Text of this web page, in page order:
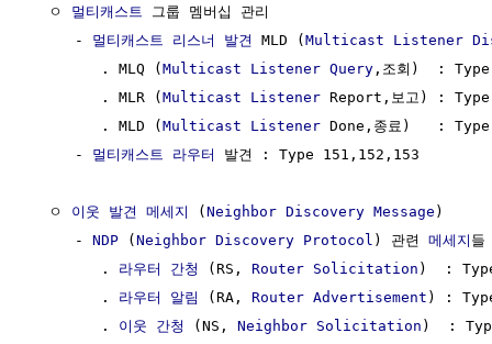
  ㅇ
멀티캐스트
그룹 멤버십 관리
     -
멀티캐스트 리스너 발견 MLD (Multicast Listener
        . MLQ (
Multicast Listener Query ,조회)  : Type
        . MLR (
Multicast Listener Report,보고) :
        . MLD (
Multicast Listener Done,종료)   : Type
     -
멀티캐스트 라우터 발견 : Type 151,152,153
  ㅇ
이웃 발견 메세지 (Neighbor Discovery Message )
     -
NDP (Neighbor Discovery Protocol ) 관련 메세지
        .
라우터 간청 (RS, Router Solicitation )  :
        .
라우터 알림 (RA, Router Advertisement ) :
        .
이웃 간청 (NS, Neighbor Solicitation )  :